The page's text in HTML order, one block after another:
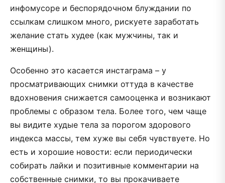
инфомусоре и беспорядочном блуждании по
ссылкам слишком много, рискуете заработать
желание стать худее (как мужчины, так и
женщины).
Особенно это касается инстаграма – у
просматривающих снимки оттуда в качестве
вдохновения снижается самооценка и возникают
проблемы с образом тела. Более того, чем чаще
вы видите худые тела за порогом здорового
индекса массы, тем хуже вы себя чувствуете. Но
есть и хорошие новости: если периодически
собирать лайки и позитивные комментарии на
собственные снимки, то вы прокачиваете